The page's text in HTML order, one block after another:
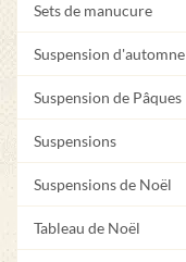
Sets de manucure
Suspension d'automne
Suspension de Pâques
Suspensions
Suspensions de Noël
Tableau de Noël